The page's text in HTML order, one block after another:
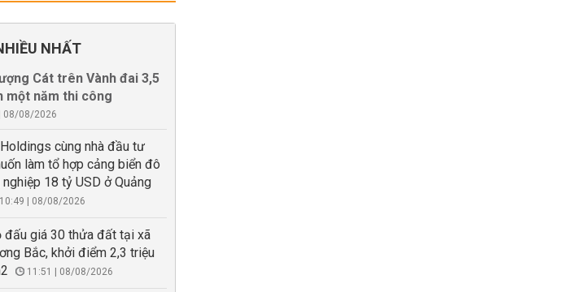
NHẤT
Cát trên Vành đai 3,5
một năm thi công
08/08/2026
cùng nhà đầu tư
làm tổ hợp cảng biển đô
18 tỷ USD ở Quảng
10:49 | 08/08/2026
đấu giá 30 thửa đất tại xã
Bắc, khởi điểm 2,3 triệu
11:51 | 08/08/2026